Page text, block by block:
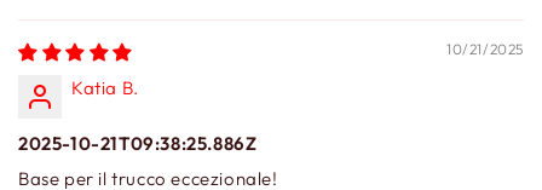
10/21/2025
Katia B.
2025-10-21T09:38:25.886Z
Base per il trucco eccezionale!